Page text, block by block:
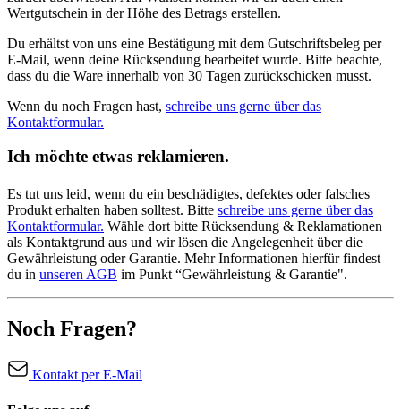
Wertgutschein in der Höhe des Betrags erstellen.
Du erhältst von uns eine Bestätigung mit dem Gutschriftsbeleg per
E-Mail, wenn deine Rücksendung bearbeitet wurde. Bitte beachte,
dass du die Ware innerhalb von 30 Tagen zurückschicken musst.
Wenn du noch Fragen hast, schreibe uns gerne über das
Kontaktformular.
Ich möchte etwas reklamieren.
Es tut uns leid, wenn du ein beschädigtes, defektes oder falsches
Produkt erhalten haben solltest. Bitte schreibe uns gerne über das
Kontaktformular. Wähle dort bitte Rücksendung & Reklamationen
als Kontaktgrund aus und wir lösen die Angelegenheit über die
Gewährleistung oder Garantie. Mehr Informationen hierfür findest
du in unseren AGB im Punkt “Gewährleistung & Garantie".
Noch Fragen?
Kontakt per E-Mail